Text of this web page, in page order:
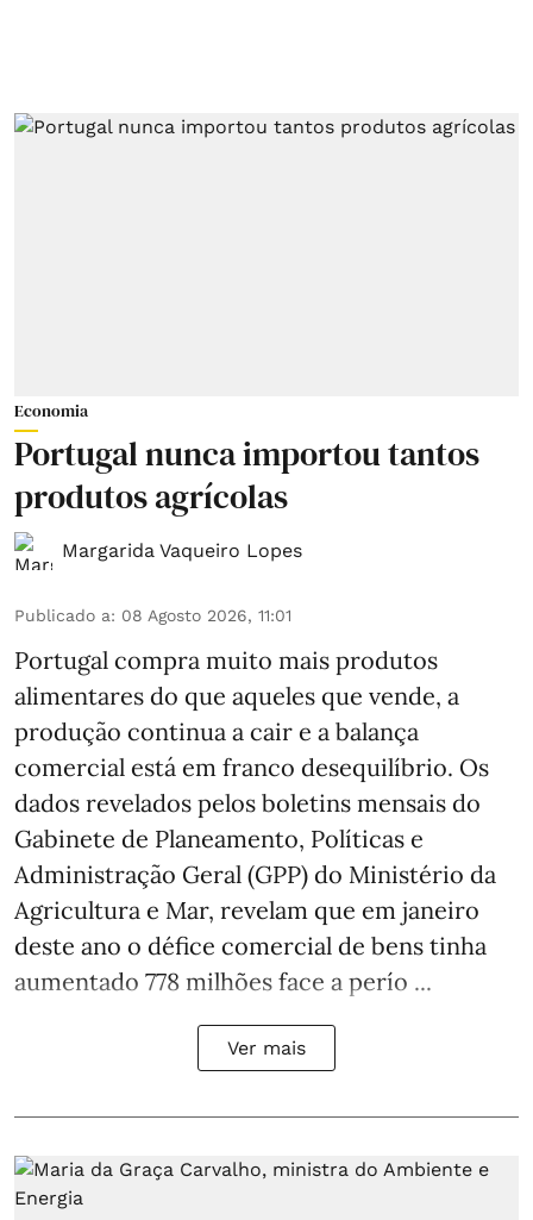
Economia
Portugal nunca importou tantos
produtos agrícolas
Margarida Vaqueiro Lopes
Publicado a: 08 Agosto 2026, 11:01
Portugal compra muito mais produtos
alimentares do que aqueles que vende, a
produção continua a cair e a balança
comercial está em franco desequilíbrio. Os
dados revelados pelos boletins mensais do
Gabinete de Planeamento, Políticas e
Administração Geral (GPP) do Ministério da
Agricultura e Mar, revelam que em janeiro
deste ano o défice comercial de bens tinha
aumentado 778 milhões face a perío ...
Ver mais